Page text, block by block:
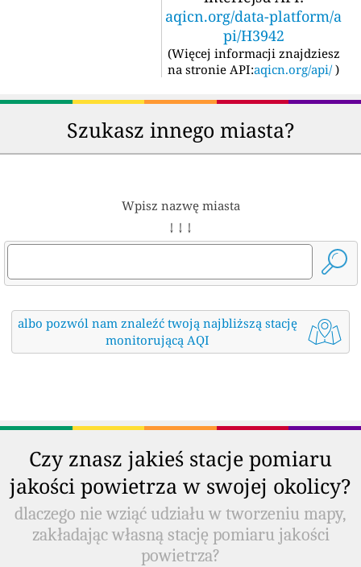
aqicn.org/data-platform/a
pi/H3942
(Więcej informacji znajdziesz
na stronie API:aqicn.org/api/ )
Szukasz innego miasta?
Wpisz nazwę miasta
↓ ↓ ↓
albo pozwól nam znaleźć twoją najbliższą stację
monitorującą AQI
Czy znasz jakieś stacje pomiaru
jakości powietrza w swojej okolicy?
dlaczego nie wziąć udziału w tworzeniu mapy,
zakładając własną stację pomiaru jakości
powietrza?